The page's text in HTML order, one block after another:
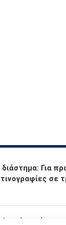
διάστημα: Για
σε
φαίνεται